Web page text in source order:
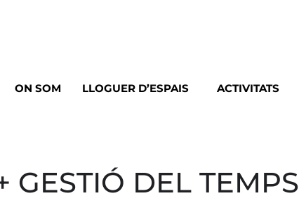
ON SOM LLOGUER D’ESPAIS ACTIVITATS
GESTIÓ DEL TEMPS